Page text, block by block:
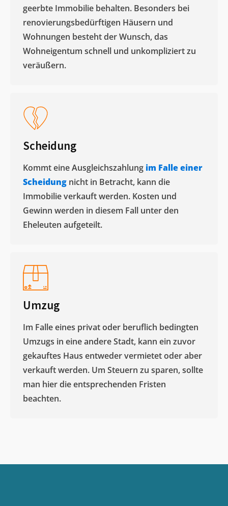
geerbte Immobilie behalten. Besonders bei
renovierungsbedürftigen Häusern und
Wohnungen besteht der Wunsch, das
Wohneigentum schnell und unkompliziert zu
veräußern. ​
Scheidung
Kommt eine Ausgleichszahlung im Falle einer
Scheidung nicht in Betracht, kann die
Immobilie verkauft werden. Kosten und
Gewinn werden in diesem Fall unter den
Eheleuten aufgeteilt.​
Umzug
Im Falle eines privat oder beruflich bedingten
Umzugs in eine andere Stadt, kann ein zuvor
gekauftes Haus entweder vermietet oder aber
verkauft werden. Um Steuern zu sparen, sollte
man hier die entsprechenden Fristen
beachten.